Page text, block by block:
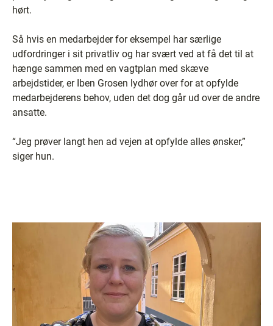
hørt.
Så hvis en medarbejder for eksempel har særlige
udfordringer i sit privatliv og har svært ved at få det til at
hænge sammen med en vagtplan med skæve
arbejdstider, er Iben Grosen lydhør over for at opfylde
medarbejderens behov, uden det dog går ud over de andre
ansatte.
“Jeg prøver langt hen ad vejen at opfylde alles ønsker,”
siger hun.